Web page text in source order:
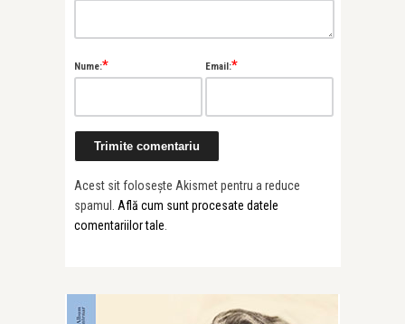
Nume:* Email:*
Acest sit folosește Akismet pentru a reduce
spamul. Află cum sunt procesate datele
comentariilor tale